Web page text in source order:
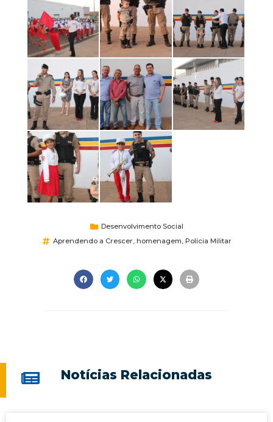
Desenvolvimento Social
Aprendendo a Crescer, homenagem, Polícia Militar
Notícias Relacionadas